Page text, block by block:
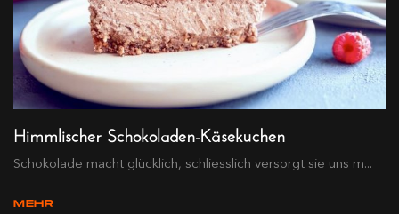
Himmlischer Schokoladen-Käsekuchen
Schokolade macht glücklich, schliesslich versorgt sie uns m...
MEHR